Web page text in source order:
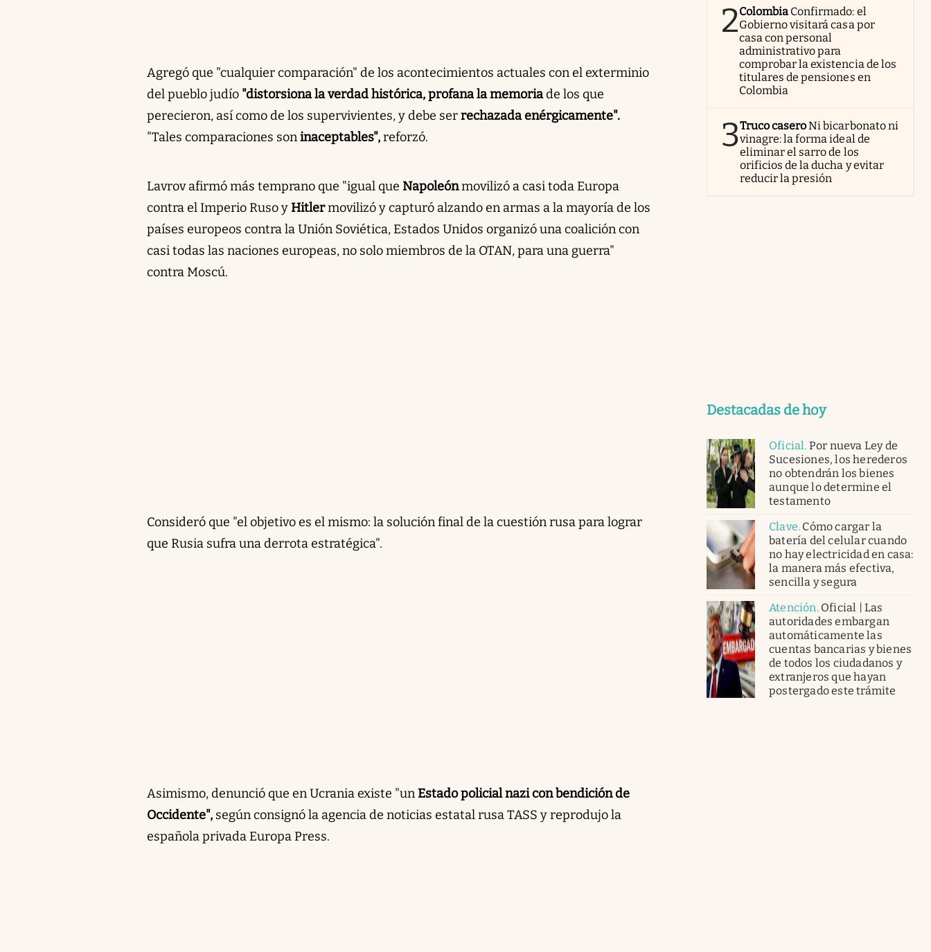
Agregó que "cualquier comparación" de los acontecimientos actuales con el exterminio
del pueblo judío "distorsiona la verdad histórica, profana la memoriade los que
perecieron, así como de los supervivientes, y debe serrechazada enérgicamente".
"Tales comparaciones soninaceptables",reforzó.
Lavrov afirmó más temprano que "igual que Napoleónmovilizó a casi toda Europa
contra el Imperio Ruso yHitlermovilizó y capturó alzando en armas a la mayoría de los
países europeos contra la Unión Soviética, Estados Unidos organizó una coalición con
casi todas las naciones europeas, no solo miembros de la OTAN, para una guerra"
contra Moscú.
Consideró que "el objetivo es el mismo: la solución final de la cuestión rusa para lograr
que Rusia sufra una derrota estratégica".
Asimismo, denunció que en Ucrania existe "unEstado policial nazi con bendición de
Occidente", según consignó la agencia de noticias estatal rusa TASS y reprodujo la
española privada Europa Press.
2Colombia Confirmado: el
Gobierno visitará casa por
casa con personal
administrativo para
comprobar la existencia de los
titulares de pensiones en
Colombia
3Truco caseroNi bicarbonato ni
vinagre: la forma ideal de
eliminar el sarro de los
orificios de la ducha y evitar
reducir la presión
Destacadas de hoy
Oficial. Por nueva Ley de
Sucesiones, los herederos
no obtendrán los bienes
aunque lo determine el
testamento
Clave. Cómo cargar la
batería del celular cuando
no hay electricidad en casa:
la manera más efectiva,
sencilla y segura
Atención. Oficial | Las
autoridades embargan
automáticamente las
cuentas bancarias y bienes
de todos los ciudadanos y
extranjeros que hayan
postergado este trámite